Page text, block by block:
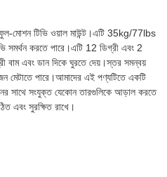
মোশন টিভি ওয়াল মাউন্ট।এটি 35kg/77lbs
সমর্থন করতে পারে।এটি 12 ডিগ্রী এবং 2
বাম এবং ডান দিকে ঘুরতে দেয়।স্তর সমন্বয়
মেটাতে পারে।আমাদের এই পণ্যটিতে একটি
সাথে সংযুক্ত যেকোন তারগুলিকে আড়াল করতে
এবং সুরক্ষিত রাখে।